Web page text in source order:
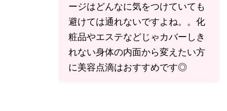
ージはどんなに気をつけていても
避けては通れないですよね。。化
粧品やエステなどじゃカバーしき
れない身体の内面から変えたい方
に美容点滴はおすすめです◎